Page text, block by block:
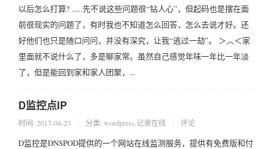
以后怎么打算? ......先不说这些问题很“钻人心”，但起码也是摆在面
前很现实的问题了，有时我也不知道怎么回答，怎么去说才好。还
好他们也只是随口问问，并没有深究，让我“逃过一劫”。 ＞︿＜家
里面就不说什么了，多是聊家常。虽然自己感觉年味一年比一年淡
了，但是能回到家和家人团聚，...
D监控点IP
时间: 2017-04-23 分类: wordpress 记录在线 评论
D监控是DNSPOD提供的一个网站在线监测服务，提供有免费版和付